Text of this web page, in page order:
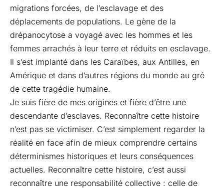
migrations forcées, de l’esclavage et des
déplacements de populations. Le gène de la
drépanocytose a voyagé avec les hommes et les
femmes arrachés à leur terre et réduits en esclavage.
Il s’est implanté dans les Caraïbes, aux Antilles, en
Amérique et dans d’autres régions du monde au gré
de cette tragédie humaine.
Je suis fière de mes origines et fière d’être une
descendante d’esclaves. Reconnaître cette histoire
n’est pas se victimiser. C’est simplement regarder la
réalité en face afin de mieux comprendre certains
déterminismes historiques et leurs conséquences
actuelles. Reconnaître cette histoire, c’est aussi
reconnaître une responsabilité collective : celle de